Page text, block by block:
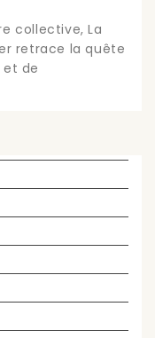
collective, La
retrace la quête
de